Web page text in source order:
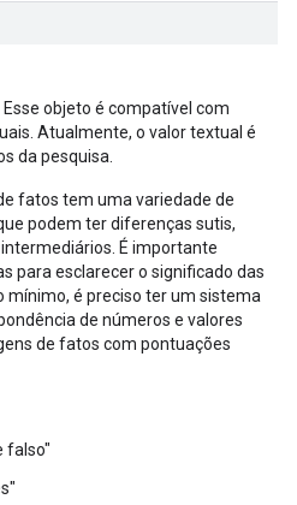
objeto é compatível com
Atualmente, o valor textual é
da pesquisa.
fatos tem uma variedade de
podem ter diferenças sutis,
É importante
para esclarecer o significado das
mínimo, é preciso ter um sistema
de números e valores
de fatos com pontuações
falso"